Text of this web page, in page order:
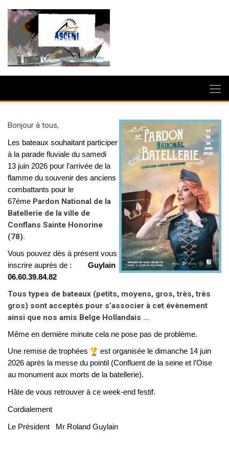
Bonjour à tous,
Les bateaux souhaitant participer
à la parade fluviale du samedi
13 juin 2026 pour l’arrivée de la
flamme du souvenir des anciens
combattants pour le
67éme Pardon National de la
Batellerie de la ville de
Conflans Sainte Honorine
(78).
Vous pouvez dès à présent vous
inscrire auprès de :
Guylain
06.60.39.84.82
Tous types de bateaux (petits, moyens, gros, très, très
gros) sont acceptés pour s’associer à cet évènement
ainsi que nos amis Belge Hollandais ...
Même en dernière minute cela ne pose pas de problème.
Une remise de trophées
est organisée le dimanche 14 juin
2026 après la messe du pointil (Confluent de la seine et l’Oise
au monument aux morts de la batellerie).
Hâte de vous retrouver à ce week-end festif.
Cordialement
Le Président Mr Roland Guylain